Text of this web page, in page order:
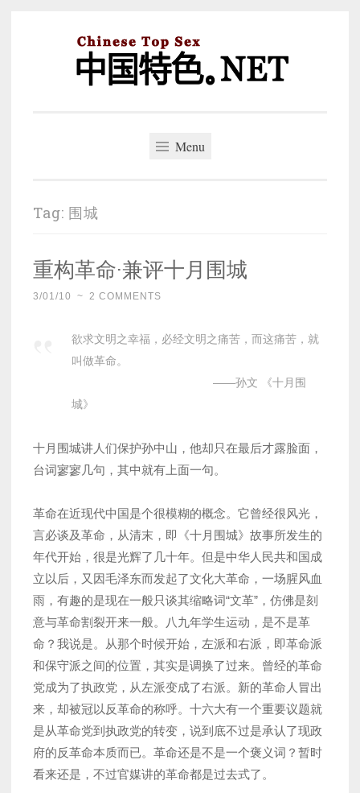
Menu
Tag: 围城
重构革命·兼评十月围城
3/01/10 ~ 2 COMMENTS
欲求文明之幸福，必经文明之痛苦，而这痛苦，就
叫做革命。
——孙文 《十月围
城》
十月围城讲人们保护孙中山，他却只在最后才露脸面，
台词寥寥几句，其中就有上面一句。
革命在近现代中国是个很模糊的概念。它曾经很风光，
言必谈及革命，从清末，即《十月围城》故事所发生的
年代开始，很是光辉了几十年。但是中华人民共和国成
立以后，又因毛泽东而发起了文化大革命，一场腥风血
雨，有趣的是现在一般只谈其缩略词“文革”，仿佛是刻
意与革命割裂开来一般。八九年学生运动，是不是革
命？我说是。从那个时候开始，左派和右派，即革命派
和保守派之间的位置，其实是调换了过来。曾经的革命
党成为了执政党，从左派变成了右派。新的革命人冒出
来，却被冠以反革命的称呼。十六大有一个重要议题就
是从革命党到执政党的转变，说到底不过是承认了现政
府的反革命本质而已。革命还是不是一个褒义词？暂时
看来还是，不过官媒讲的革命都是过去式了。